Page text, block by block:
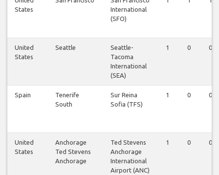
States
International
(SFO)
United
States
Seattle
Seattle-
Tacoma
International
(SEA)
1 0 0
Spain
Tenerife
South
Sur Reina
Sofia (TFS)
1 0 0
United
States
Anchorage
Ted Stevens
Anchorage
Ted Stevens
Anchorage
International
Airport (ANC)
1 0 0